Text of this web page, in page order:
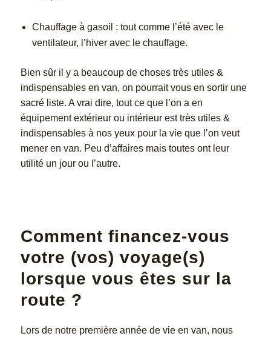
Chauffage à gasoil : tout comme l’été avec le
ventilateur, l’hiver avec le chauffage.
Bien sûr il y a beaucoup de choses très utiles &
indispensables en van, on pourrait vous en sortir une
sacré liste. A vrai dire, tout ce que l’on a en
équipement extérieur ou intérieur est très utiles &
indispensables à nos yeux pour la vie que l’on veut
mener en van. Peu d’affaires mais toutes ont leur
utilité un jour ou l’autre.
Comment financez-vous
votre (vos) voyage(s)
lorsque vous êtes sur la
route ?
Lors de notre première année de vie en van, nous